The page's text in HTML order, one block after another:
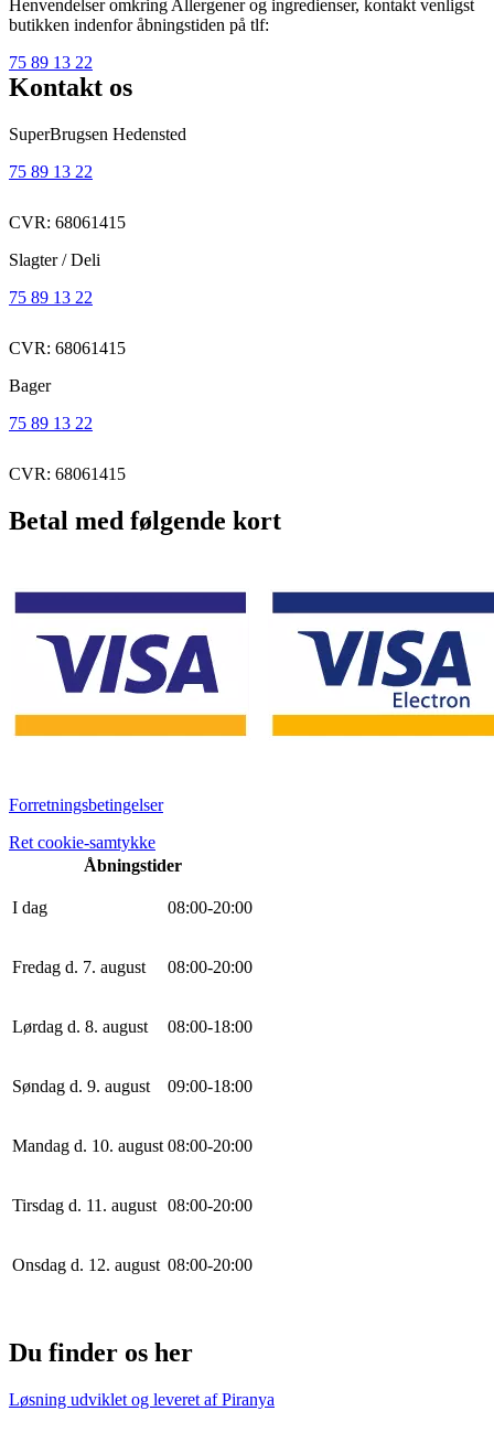
Henvendelser omkring Allergener og ingredienser, kontakt venligst
butikken indenfor åbningstiden på tlf:
75 89 13 22
Kontakt os
SuperBrugsen Hedensted
75 89 13 22
CVR: 68061415
Slagter / Deli
75 89 13 22
CVR: 68061415
Bager
75 89 13 22
CVR: 68061415
Betal med følgende kort
Forretningsbetingelser
Ret cookie-samtykke
Åbningstider
I dag 08:00-20:00
Fredag d. 7. august 08:00-20:00
Lørdag d. 8. august 08:00-18:00
Søndag d. 9. august 09:00-18:00
Mandag d. 10. august 08:00-20:00
Tirsdag d. 11. august 08:00-20:00
Onsdag d. 12. august 08:00-20:00
Du finder os her
Løsning udviklet og leveret afPiranya